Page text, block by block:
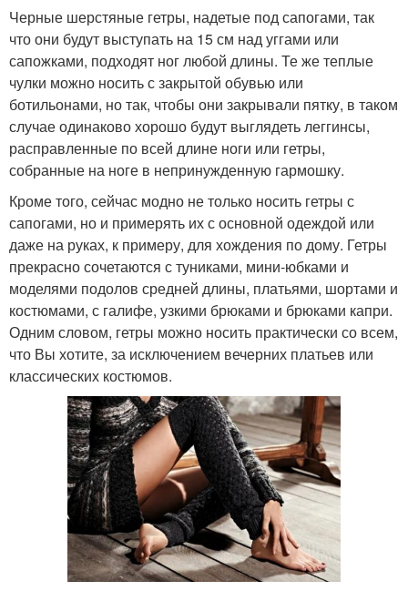
Черные шерстяные гетры, надетые под сапогами, так
что они будут выступать на 15 см над уггами или
сапожками, подходят ног любой длины. Те же теплые
чулки можно носить с закрытой обувью или
ботильонами, но так, чтобы они закрывали пятку, в таком
случае одинаково хорошо будут выглядеть леггинсы,
расправленные по всей длине ноги или гетры,
собранные на ноге в непринужденную гармошку.
Кроме того, сейчас модно не только носить гетры с
сапогами, но и примерять их с основной одеждой или
даже на руках, к примеру, для хождения по дому. Гетры
прекрасно сочетаются с туниками, мини-юбками и
моделями подолов средней длины, платьями, шортами и
костюмами, с галифе, узкими брюками и брюками капри.
Одним словом, гетры можно носить практически со всем,
что Вы хотите, за исключением вечерних платьев или
классических костюмов.